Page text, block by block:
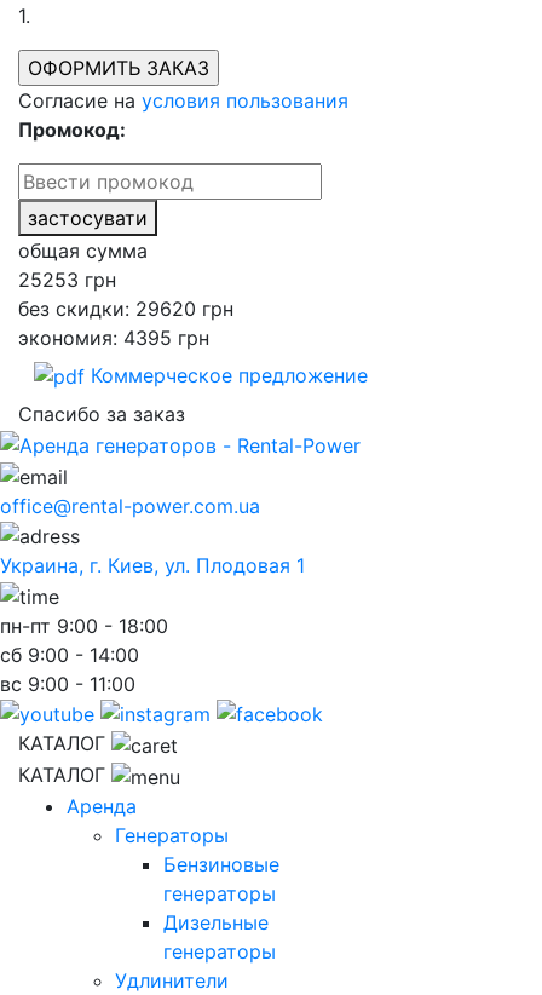
1.
Согласие на условия пользования
Промокод:
застосувати
общая сумма
25253 грн
без скидки: 29620 грн
экономия: 4395 грн
Коммерческое предложение
Спасибо за заказ
office@rental-power.com.ua
Украина, г. Киев, ул. Плодовая 1
пн-пт 9:00 - 18:00
сб 9:00 - 14:00
вс 9:00 - 11:00
КАТАЛОГ
КАТАЛОГ
Аренда
Генераторы
Бензиновые
генераторы
Дизельные
генераторы
Удлинители